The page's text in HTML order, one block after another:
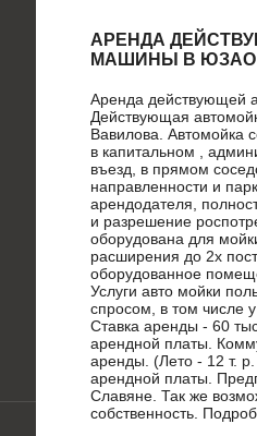
АРЕНДА
МАШИНЫ В
Аренда действующей
Действующая
Вавилова. Автомойка
в капитальном ,
въезд, в прямом
направленности и
арендодателя,
и разрешение
оборудована для
расширения до 2х
оборудованное
Услуги авто мойки
спросом, в том числе
Ставка аренды - 60
арендной платы.
аренды. (Лето - 12 т.
арендной платы.
Славяне. Так же
собственность.